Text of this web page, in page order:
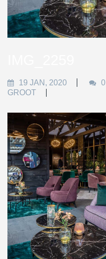
19 JAN, 2020 0
GROOT